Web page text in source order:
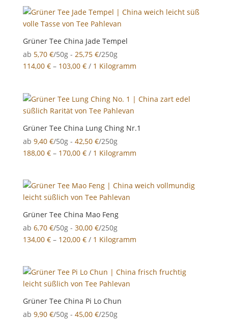
Grüner Tee China Jade Tempel
ab 5,70 €/50g - 25,75 €/250g
114,00 €– 103,00 €/ 1 Kilogramm
Grüner Tee China Lung Ching Nr.1
ab 9,40 €/50g - 42,50 €/250g
188,00 €– 170,00 €/ 1 Kilogramm
Grüner Tee China Mao Feng
ab 6,70 €/50g - 30,00 €/250g
134,00 €– 120,00 €/ 1 Kilogramm
Grüner Tee China Pi Lo Chun
ab 9,90 €/50g - 45,00 €/250g